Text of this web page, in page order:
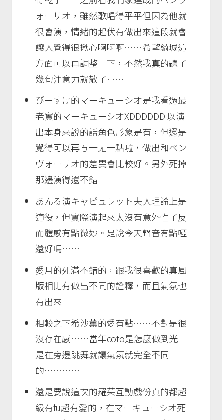
ォーリオ，雖然歌唱得平平但因為他就
很會演，情緒的起伏有做出來這段就會
讓人覺得很揪心啊啊啊……希望綺城這
方面可以再調整一下，不然我真的聽了
幾句注意力就散了……
ぴーすけ的マーキューシオ是我看過最
老實的マーキューシオXDDDDDD 以演
出本身來說的話角色形象是有，但還是
覺得可以再ㄎ一ㄤ一點啦，做出和ベン
ヴォーリオ的差異會比較好。另外死掉
那邊演得還不錯
あんる演キャピュレット夫人理論上是
適役，但實際演起來太沒有意外性了反
而體感有點微妙。是說今天聲音有點啞
還好嗎……
愛月的死滿不錯的，跟我很喜歡的真風
版相比有做出不同的詮釋，而且氣氛也
有出來
相較之下希沙薫的愛有點……不對是很
沒存在感……當年coto是怎麼做到光
是在旁邊跳舞就讓氣氛就完全不同
的…………
還是要說這次的羅茱互動戲份真的都超
級有fu超有愛的，在マーキューシオ死